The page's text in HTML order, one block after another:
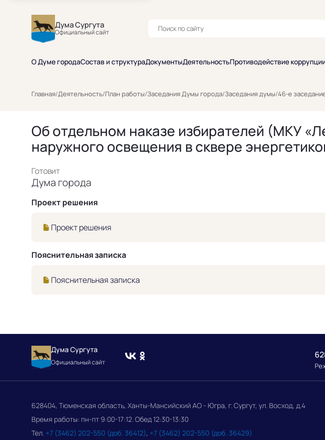
Дума Сургута
Официальный сайт
О Думе городаСостав и структураДокументыДеятельностьПротиводействие
Главная/Деятельность/План работы/Заседания Думы города/Заседания думы/46-е
Об отдельном наказе избирателей (МКУ
наружного освещения в сквере
Готовит
Дума города
Проект решения
Проект решения
Пояснительная записка
Пояснительная записка
Дума Сургута
Официальный сайт
628404, Тюменская область, Ханты-Мансийский АО - Югра, г. Сургут, ул. Восход, д.4
Время работы: пн-пт 9:00-17:12. Обед 12:30-13:30
Тел. +7 (3462) 202-550 (доб. 36412), +7 (3462) 202-550 (доб. 36429)